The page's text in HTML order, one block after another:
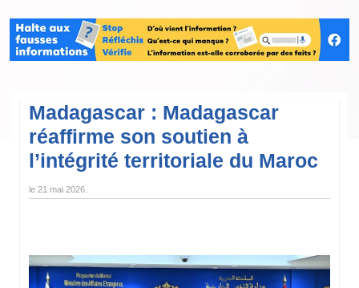
Madagascar : Madagascar
réaffirme son soutien à
l’intégrité territoriale du Maroc
le 21 mai 2026